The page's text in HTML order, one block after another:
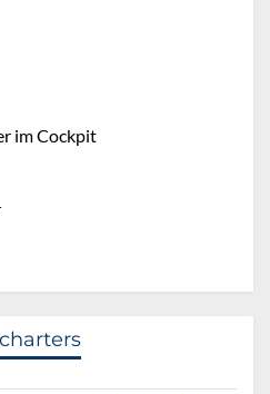
im Cockpit